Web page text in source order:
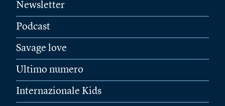
Newsletter
Podcast
Savage love
Ultimo numero
Internazionale Kids